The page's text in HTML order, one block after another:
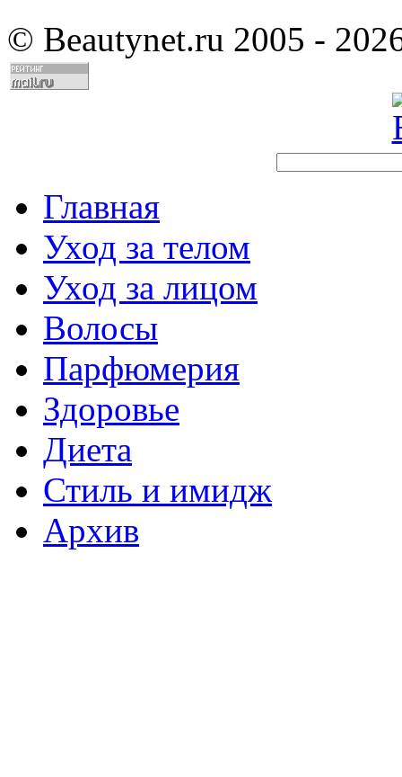
© Beautynet.ru 2005 -
Главная
Уход за телом
Уход за лицом
Волосы
Парфюмерия
Здоровье
Диета
Стиль и имидж
Архив